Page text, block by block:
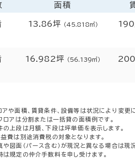
面積
13.86坪 （45.818㎡）
16.982坪 （56.139㎡）
や面積、賃貸条件、設備等は状況により変更
ロアは分割または一括貸の面積例です。
上段は月額、下段は坪単価を表示します。
費は別途消費税の対象となります。
図面（パース含む）が現況と異なる場合は現況
規定の仲介手数料を申し受けます。